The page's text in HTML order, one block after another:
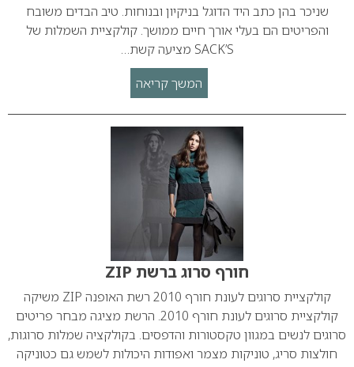
שניכר בהן כתב היד הדוגל בניקיון ובנוחות. טיב הבדים משובח
והפריטים הם בעלי אורך חיים ממושך. קולקציית השמלות של
SACK’S מציעה קשת…
המשך קריאה
חורף סרוג ברשת ZIP
קולקציית סרוגים לעונת חורף 2010 רשת האופנה ZIP משיקה
קולקציית סרוגים לעונת חורף 2010. הרשת מציגה מבחר פריטים
סרוגים לנשים במגוון טקסטורות והדפסים. בקולקציה שמלות סרוגות,
חולצות סריג, טוניקות מצמר ואפודות היכולות לשמש גם כטוניקה